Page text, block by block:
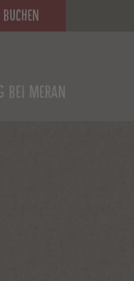
BUCHEN
BEI MERAN